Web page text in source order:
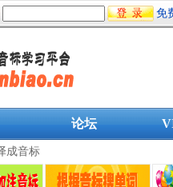
免
论坛
成音标